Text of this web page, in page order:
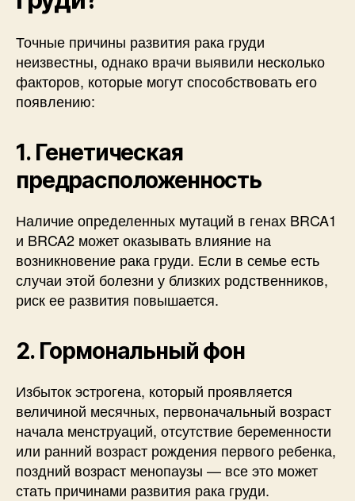
Точные причины развития рака груди
неизвестны, однако врачи выявили несколько
факторов, которые могут способствовать его
появлению:
1. Генетическая
предрасположенность
Наличие определенных мутаций в генах BRCA1
и BRCA2 может оказывать влияние на
возникновение рака груди. Если в семье есть
случаи этой болезни у близких родственников,
риск ее развития повышается.
2. Гормональный фон
Избыток эстрогена, который проявляется
величиной месячных, первоначальный возраст
начала менструаций, отсутствие беременности
или ранний возраст рождения первого ребенка,
поздний возраст менопаузы — все это может
стать причинами развития рака груди.